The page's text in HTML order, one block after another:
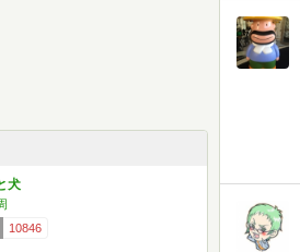
犬
10846